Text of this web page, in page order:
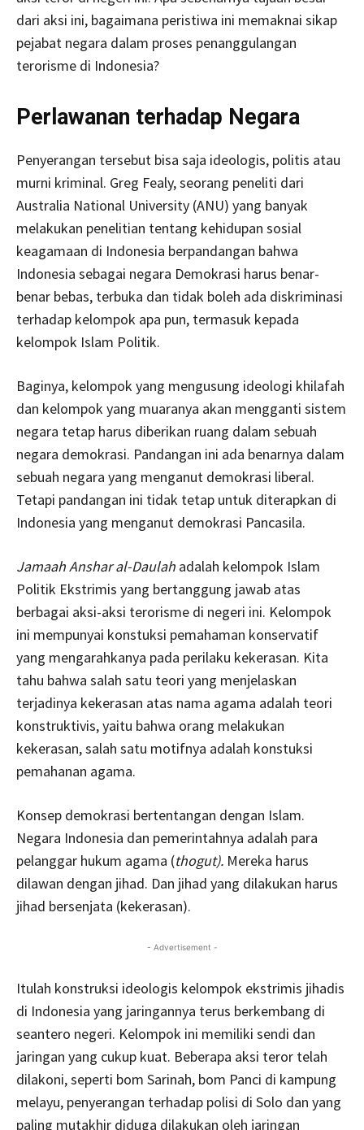
dari aksi ini, bagaimana peristiwa ini memaknai sikap
pejabat negara dalam proses penanggulangan
terorisme di Indonesia?
Perlawanan terhadap Negara
Penyerangan tersebut bisa saja ideologis, politis atau
murni kriminal. Greg Fealy, seorang peneliti dari
Australia National University (ANU) yang banyak
melakukan penelitian tentang kehidupan sosial
keagamaan di Indonesia berpandangan bahwa
Indonesia sebagai negara Demokrasi harus benar-
benar bebas, terbuka dan tidak boleh ada diskriminasi
terhadap kelompok apa pun, termasuk kepada
kelompok Islam Politik.
Baginya, kelompok yang mengusung ideologi khilafah
dan kelompok yang muaranya akan mengganti sistem
negara tetap harus diberikan ruang dalam sebuah
negara demokrasi. Pandangan ini ada benarnya dalam
sebuah negara yang menganut demokrasi liberal.
Tetapi pandangan ini tidak tetap untuk diterapkan di
Indonesia yang menganut demokrasi Pancasila.
Jamaah Anshar al-Daulah adalah kelompok Islam
Politik Ekstrimis yang bertanggung jawab atas
berbagai aksi-aksi terorisme di negeri ini. Kelompok
ini mempunyai konstuksi pemahaman konservatif
yang mengarahkanya pada perilaku kekerasan. Kita
tahu bahwa salah satu teori yang menjelaskan
terjadinya kekerasan atas nama agama adalah teori
konstruktivis, yaitu bahwa orang melakukan
kekerasan, salah satu motifnya adalah konstuksi
pemahanan agama.
Konsep demokrasi bertentangan dengan Islam.
Negara Indonesia dan pemerintahnya adalah para
pelanggar hukum agama (thogut). Mereka harus
dilawan dengan jihad. Dan jihad yang dilakukan harus
jihad bersenjata (kekerasan).
- Advertisement -
Itulah konstruksi ideologis kelompok ekstrimis jihadis
di Indonesia yang jaringannya terus berkembang di
seantero negeri. Kelompok ini memiliki sendi dan
jaringan yang cukup kuat. Beberapa aksi teror telah
dilakoni, seperti bom Sarinah, bom Panci di kampung
melayu, penyerangan terhadap polisi di Solo dan yang
paling mutakhir diduga dilakukan oleh jaringan